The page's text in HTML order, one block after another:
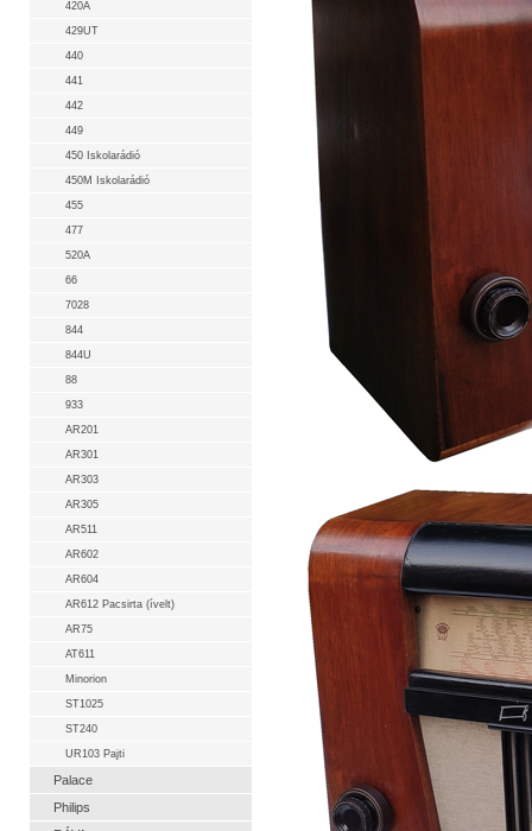
420A
429UT
440
441
442
449
450 Iskolarádió
450M Iskolarádió
455
477
520A
66
7028
844
844U
88
933
AR201
AR301
AR303
AR305
AR511
AR602
AR604
AR612 Pacsirta (ívelt)
AR75
AT611
Minorion
ST1025
ST240
UR103 Pajti
Palace
Philips